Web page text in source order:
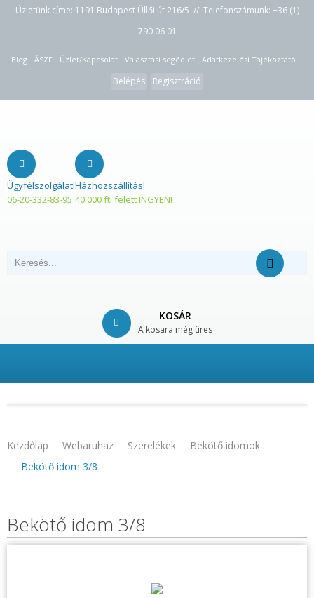
Üzletünk címe: 1191 Budapest Üllői út 216/5 // Telefonszámunk: +36 (1)
790 06 01
Blog ÁSZF Üzlet/Kapcsolat Választási segédlet Adatkezelési Tájékoztató
Belépés Regisztráció
Ügyfélszolgálat!
06-20-332-83-95
Házhozszállítás!
40.000 ft. felett INGYEN!
KOSÁR
A kosara még üres
Kezdőlap Webaruhaz Szerelékek
Bekötő idomok
Bekötő idom 3/8
Bekötő idom 3/8